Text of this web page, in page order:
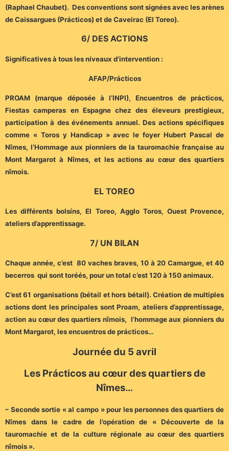
(Raphael Chaubet). Des conventions sont signées avec les arènes
de Caissargues (Prácticos) et de Caveirac (El Toreo).
6/ DES ACTIONS
Significatives à tous les niveaux d’intervention :
AFAP/Prácticos
PROAM (marque déposée à l’INPI), Encuentros de prácticos,
Fiestas camperas en Espagne chez des éleveurs prestigieux,
participation à des événements annuel. Des actions spécifiques
comme « Toros y Handicap » avec le foyer Hubert Pascal de
Nîmes, l’Hommage aux pionniers de la tauromachie française au
Mont Margarot à Nîmes, et les actions au cœur des quartiers
nîmois.
EL TOREO
Les différents bolsíns, El Toreo, Agglo Toros, Ouest Provence,
ateliers d’apprentissage.
7/ UN BILAN
Chaque année, c’est 80 vaches braves, 10 à 20 Camargue, et 40
becerros qui sont toréés, pour un total c’est 120 à 150 animaux.
C’est 61 organisations (bétail et hors bétail). Création de multiples
actions dont les principales sont Proam, ateliers d’apprentissage,
action au cœur des quartiers nîmois, l’hommage aux pionniers du
Mont Margarot, les encuentros de prácticos…
Journée du 5 avril
Les Prácticos au cœur des quartiers de
Nîmes…
– Seconde sortie « al campo » pour les personnes des quartiers de
Nîmes dans le cadre de l’opération de « Découverte de la
tauromachie et de la culture régionale au cœur des quartiers
nîmois ».